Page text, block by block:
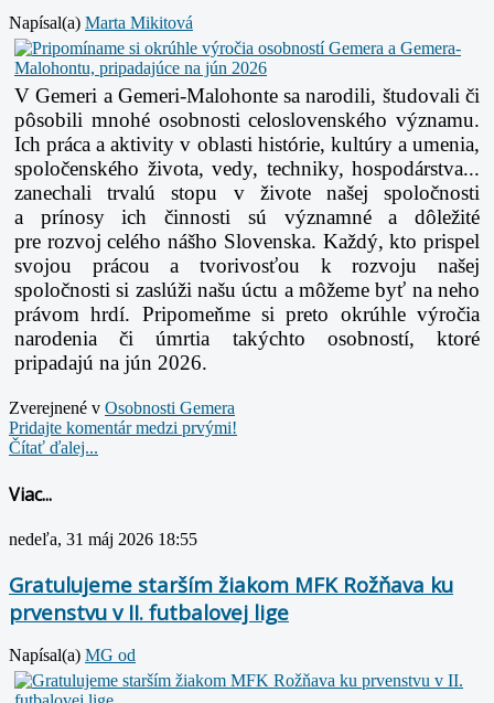
Napísal(a) Marta Mikitová
V Gemeri a Gemeri-Malohonte sa narodili, študovali či
pôsobili mnohé osobnosti celoslovenského významu.
Ich práca a aktivity v oblasti histórie, kultúry a umenia,
spoločenského života, vedy, techniky, hospodárstva...
zanechali trvalú stopu v živote našej spoločnosti
a prínosy ich činnosti sú významné a dôležité
pre rozvoj celého nášho Slovenska. Každý, kto prispel
svojou prácou a tvorivosťou k rozvoju našej
spoločnosti si zaslúži našu úctu a môžeme byť na neho
právom hrdí. Pripomeňme si preto okrúhle výročia
narodenia či úmrtia takýchto osobností, ktoré
pripadajú na jún 2026.
Zverejnené v Osobnosti Gemera
Pridajte komentár medzi prvými!
Čítať ďalej...
Viac...
nedeľa, 31 máj 2026 18:55
Gratulujeme starším žiakom MFK Rožňava ku
prvenstvu v II. futbalovej lige
Napísal(a) MG od